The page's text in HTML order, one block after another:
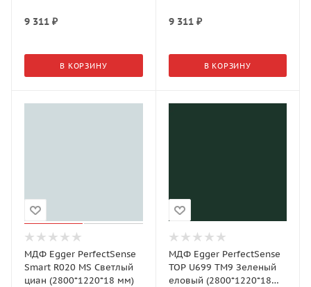
9 311 ₽
В КОРЗИНУ
9 311₽
В КОРЗИНУ
МДФ Egger PerfectSense
Smart R020 MS Светлый
циан (2800*1220*18 мм)
МДФ Egger PerfectSense
TOP U699 TM9 Зеленый
еловый (2800*1220*18